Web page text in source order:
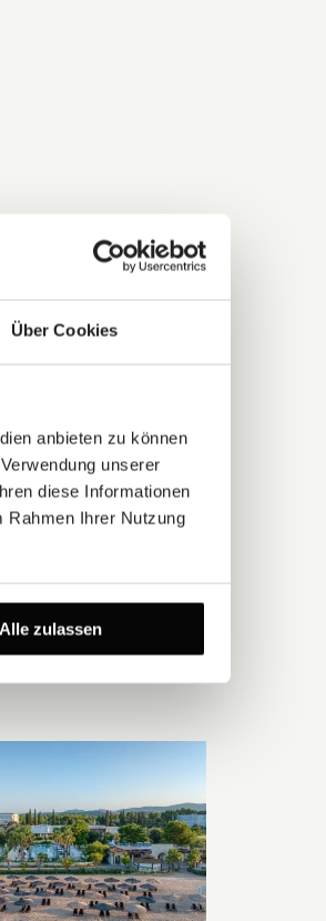
Über Cookies
anbieten zu können
unserer
diese Informationen
Rahmen Ihrer Nutzung
Alle zulassen